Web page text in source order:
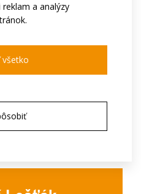
a analýzy
všetko
pripojení/odpojení